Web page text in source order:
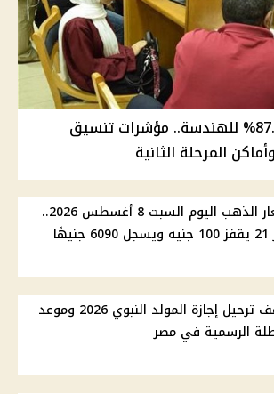
92.8% للطب و87.9% للهندسة.. مؤشرات تنسيق
أسعار الذهب اليوم السبت 8 أغسطس 2026..
موقف ترحيل إجازة المولد النبوي 2026 وموعد
الرسمية في مصر